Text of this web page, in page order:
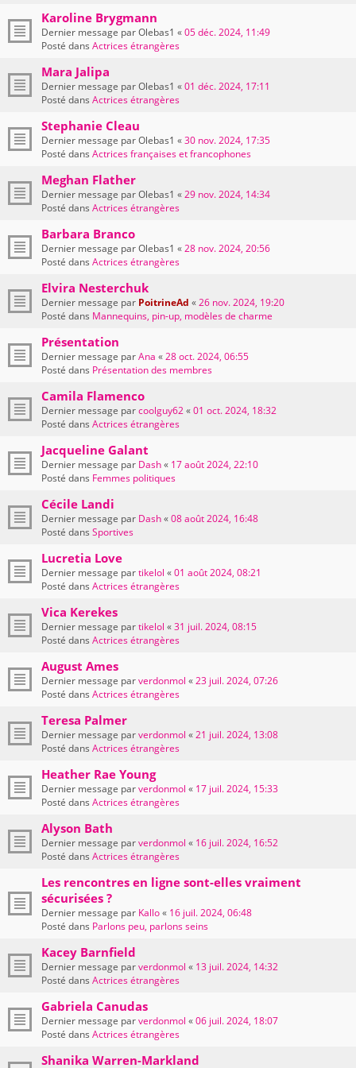
Karoline Brygmann
Dernier message parOlebas1 «05 déc. 2024, 11:49
Posté dans Actrices étrangères
Mara Jalipa
Dernier message parOlebas1 «01 déc. 2024, 17:11
Posté dans Actrices étrangères
Stephanie Cleau
Dernier message parOlebas1 «30 nov. 2024, 17:35
Posté dans Actrices françaises et francophones
Meghan Flather
Dernier message parOlebas1 «29 nov. 2024, 14:34
Posté dans Actrices étrangères
Barbara Branco
Dernier message parOlebas1 «28 nov. 2024, 20:56
Posté dans Actrices étrangères
Elvira Nesterchuk
Dernier message par PoitrineAd «26 nov. 2024, 19:20
Posté dans Mannequins, pin-up, modèles de charme
Présentation
Dernier message parAna «28 oct. 2024, 06:55
Posté dans Présentation des membres
Camila Flamenco
Dernier message parcoolguy62«01 oct. 2024, 18:32
Posté dans Actrices étrangères
Jacqueline Galant
Dernier message par Dash« 17 août 2024, 22:10
Posté dans Femmes politiques
Cécile Landi
Dernier message par Dash«08 août 2024, 16:48
Posté dans Sportives
Lucretia Love
Dernier message partikelol «01 août 2024, 08:21
Posté dans Actrices étrangères
Vica Kerekes
Dernier message partikelol «31 juil. 2024, 08:15
Posté dans Actrices étrangères
August Ames
Dernier message parverdonmol «23 juil. 2024, 07:26
Posté dans Actrices étrangères
Teresa Palmer
Dernier message parverdonmol «21 juil. 2024, 13:08
Posté dans Actrices étrangères
Heather Rae Young
Dernier message parverdonmol « 17 juil. 2024, 15:33
Posté dans Actrices étrangères
Alyson Bath
Dernier message parverdonmol « 16 juil. 2024, 16:52
Posté dans Actrices étrangères
Les rencontres en ligne sont-elles vraiment
sécurisées ?
Dernier message par Kallo« 16 juil. 2024, 06:48
Posté dans Parlons peu, parlons seins
Kacey Barnfield
Dernier message parverdonmol « 13 juil. 2024, 14:32
Posté dans Actrices étrangères
Gabriela Canudas
Dernier message parverdonmol «06 juil. 2024, 18:07
Posté dans Actrices étrangères
Shanika Warren-Markland